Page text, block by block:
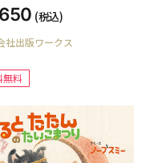
(税込)
社出版ワークス
無料